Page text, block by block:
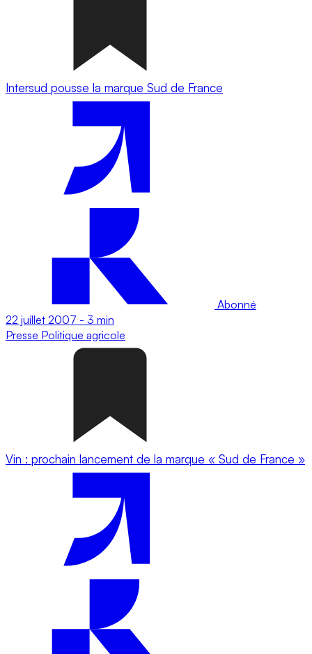
Intersud pousse la marque Sud de France
Abonné
22 juillet 2007 - 3 min
Presse Politique agricole
Vin : prochain lancement de la marque « Sud de France »